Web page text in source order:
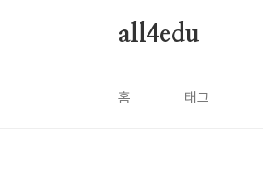
all4edu
홈 태그